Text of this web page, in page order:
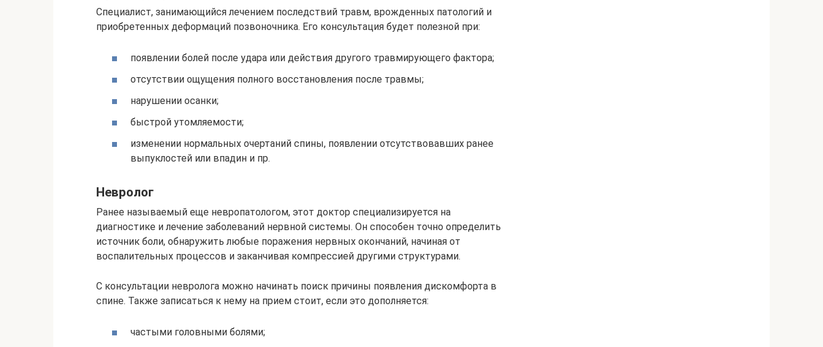
Специалист, занимающийся лечением последствий травм, врожденных патологий и
приобретенных деформаций позвоночника. Его консультация будет полезной при:
появлении болей после удара или действия другого травмирующего фактора;
отсутствии ощущения полного восстановления после травмы;
нарушении осанки;
быстрой утомляемости;
изменении нормальных очертаний спины, появлении отсутствовавших ранее
выпуклостей или впадин и пр.
Невролог
Ранее называемый еще невропатологом, этот доктор специализируется на
диагностике и лечение заболеваний нервной системы. Он способен точно определить
источник боли, обнаружить любые поражения нервных окончаний, начиная от
воспалительных процессов и заканчивая компрессией другими структурами.
С консультации невролога можно начинать поиск причины появления дискомфорта в
спине. Также записаться к нему на прием стоит, если это дополняется:
частыми головными болями;